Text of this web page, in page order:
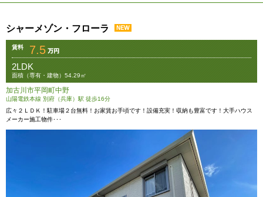
シャーメゾン・フローラ
賃料 7.5
2LDK
面積（専有・建物）54.29㎡
加古川市平岡町中野
山陽電鉄本線 別府（兵庫）駅 徒歩16分
広々２ＬＤＫ！駐車場２台無料！お家賃お手頃です！設備充実！収納も豊富です！大手ハウス
メーカー施工物件･･･